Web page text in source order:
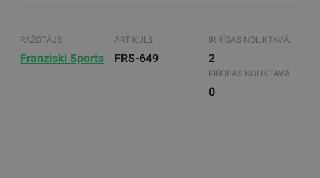
RAŽOTĀJS
Franziski Sports
ARTIKULS
FRS-649
IR RĪGAS NOLIKTAVĀ:
2
EIROPAS NOLIKTAVĀ
0